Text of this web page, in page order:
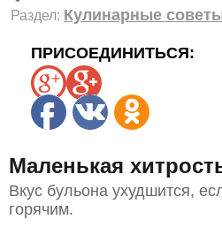
Раздел: Кулинарные
ПРИСОЕДИНИТЬСЯ:
Маленькая
Вкус бульона ухудшится,
горячим.